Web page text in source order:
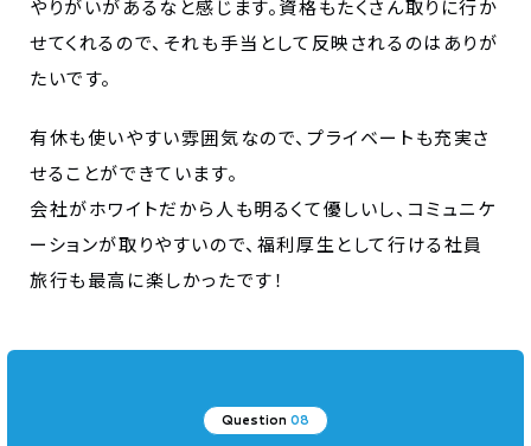
やりがいがあるなと感じます。資格もたくさん取りに行か
せてくれるので、それも手当として反映されるのはありが
たいです。
有休も使いやすい雰囲気なので、プライベートも充実さ
せることができています。
会社がホワイトだから人も明るくて優しいし、コミュニケ
ーションが取りやすいので、福利厚生として行ける社員
旅行も最高に楽しかったです！
Question 08